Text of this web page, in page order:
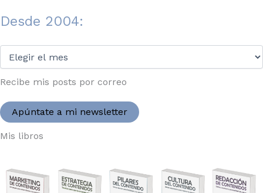
Desde 2004:
2004:
Recibe mis posts por correo
Apúntate a mi newsletter
Mis libros